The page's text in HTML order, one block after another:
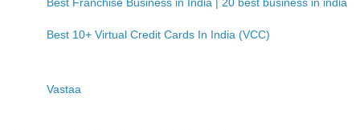
Best 10+ Virtual Credit Cards In India (VCC)
Vastaa